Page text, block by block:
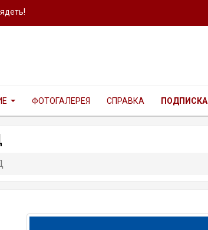
ФОТОГАЛЕРЕЯ СПРАВКА ПОДПИСКА